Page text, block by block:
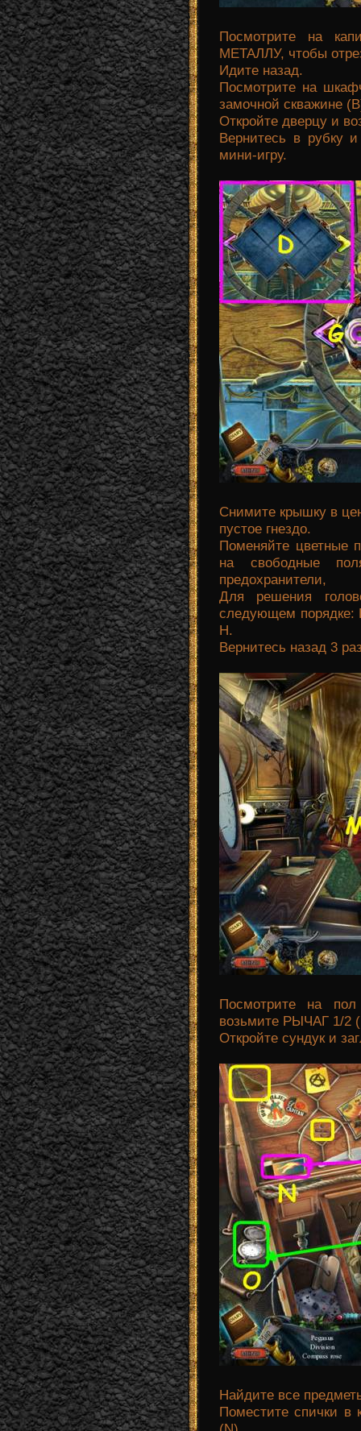
Посмотрите на
МЕТАЛЛУ, чтобы
Идите назад.
Посмотрите на
замочной скважине
Откройте дверцу и
Вернитесь в рубку
мини-игру.
Снимите крышку в
пустое гнездо.
Поменяйте цветные
на свободные
предохранители,
Для решения
следующем
Н.
Вернитесь назад 3
Посмотрите на
возьмите РЫЧАГ 1/2
Откройте сундук и
Найдите все
Поместите спички в